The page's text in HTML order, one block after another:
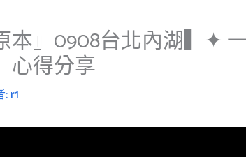
本』0908台北內湖▍✦
心得分享
:r1